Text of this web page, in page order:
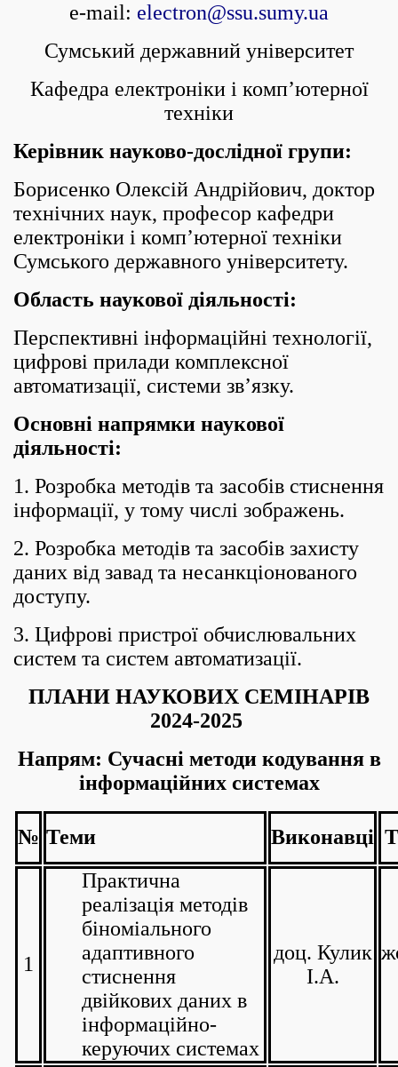
e-mail: electron@ssu.sumy.ua
Сумський державний університет
Кафедра електроніки і комп’ютерної
техніки
Керівник науково-дослідної групи:
Борисенко Олексій Андрійович, доктор
технічних наук, професор кафедри
електроніки і комп’ютерної техніки
Сумського державного університету.
Область наукової діяльності:
Перспективні інформаційні технології,
цифрові прилади комплексної
автоматизації, системи зв’язку.
Основні напрямки наукової
діяльності:
1. Розробка методів та засобів стиснення
інформації, у тому числі зображень.
2. Розробка методів та засобів захисту
даних від завад та несанкціонованого
доступу.
3. Цифрові пристрої обчислювальних
систем та систем автоматизації.
ПЛАНИ НАУКОВИХ СЕМІНАРІВ
2024-2025
Напрям: Сучасні методи кодування в
інформаційних системах
№ Теми Виконавці
1
Практична
реалізація методів
біноміального
адаптивного
стиснення
двійкових даних в
інформаційно-
керуючих системах
доц. Кулик
І.А.